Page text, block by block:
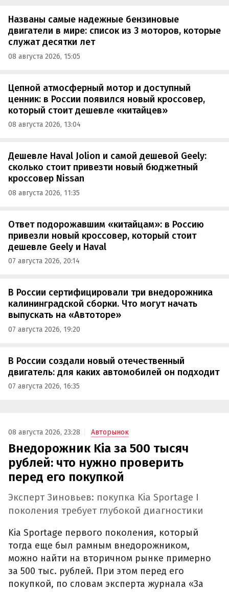
Названы самые надежные бензиновые
двигатели в мире: список из 3 моторов, которые
служат десятки лет
08 августа 2026, 15:05
Цепной атмосферный мотор и доступный
ценник: в России появился новый кроссовер,
который стоит дешевле «китайцев»
08 августа 2026, 13:04
Дешевле Haval Jolion и самой дешевой Geely:
сколько стоит привезти новый бюджетный
кроссовер Nissan
08 августа 2026, 11:35
Ответ подорожавшим «китайцам»: в Россию
привезли новый кроссовер, который стоит
дешевле Geely и Haval
07 августа 2026, 20:14
В России сертифицировали три внедорожника
калининградской сборки. Что могут начать
выпускать на «Автоторе»
07 августа 2026, 19:20
В России создали новый отечественный
двигатель: для каких автомобилей он подходит
07 августа 2026, 16:35
08 августа 2026, 23:28 Авторынок
Внедорожник Kia за 500 тысяч
рублей: что нужно проверить
перед его покупкой
Эксперт Зиновьев: покупка Kia Sportage I
поколения требует глубокой диагностики
Kia Sportage первого поколения, который
тогда еще был рамным внедорожником,
можно найти на вторичном рынке примерно
за 500 тыс. рублей. При этом перед его
покупкой, по словам эксперта журнала «За